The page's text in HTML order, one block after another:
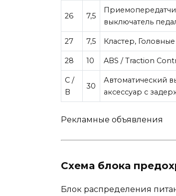
26 7,5
выключатель
27 7,5 Кластер,
28 10 ABS / Traction
C /
B
30
Автоматический
аксессуар с
Рекламные объявления
Схема блока
Блок распределения